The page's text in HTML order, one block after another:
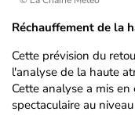
Réchauffement de la
Cette prévision du
l'analyse de la haute
Cette analyse a mis
spectaculaire au